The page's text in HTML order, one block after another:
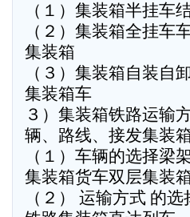
（１）集装箱半挂车
（２）集装箱全挂车
集装箱
（３）集装箱自装自
集装箱车
３）集装箱铁路运输
辆、路线、接发集装
（１）车辆的选择梁
集装箱货车双层集装
（２） 运输方式 的